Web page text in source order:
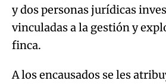
y dos personas jurídicas
vinculadas a la gestión y
finca.
A los encausados se les